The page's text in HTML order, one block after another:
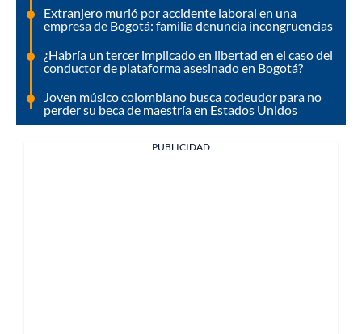
Extranjero murió por accidente laboral en una
empresa de Bogotá: familia denuncia incongruencias
¿Habría un tercer implicado en libertad en el caso del
conductor de plataforma asesinado en Bogotá?
Joven músico colombiano busca codeudor para no
perder su beca de maestría en Estados Unidos
PUBLICIDAD